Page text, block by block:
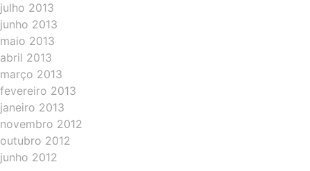
julho 2013
junho 2013
maio 2013
abril 2013
março 2013
fevereiro 2013
janeiro 2013
novembro 2012
outubro 2012
junho 2012